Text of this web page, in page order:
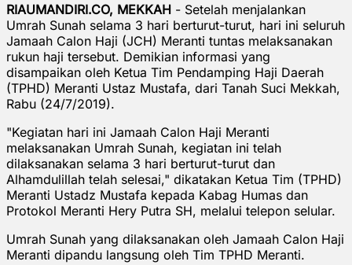
RIAUMANDIRI.CO, MEKKAH - Setelah menjalankan
Umrah Sunah selama 3 hari berturut-turut, hari ini seluruh
Jamaah Calon Haji (JCH) Meranti tuntas melaksanakan
rukun haji tersebut. Demikian informasi yang
disampaikan oleh Ketua Tim Pendamping Haji Daerah
(TPHD) Meranti Ustaz Mustafa, dari Tanah Suci Mekkah,
Rabu (24/7/2019).
"Kegiatan hari ini Jamaah Calon Haji Meranti
melaksanakan Umrah Sunah, kegiatan ini telah
dilaksanakan selama 3 hari berturut-turut dan
Alhamdulillah telah selesai," dikatakan Ketua Tim (TPHD)
Meranti Ustadz Mustafa kepada Kabag Humas dan
Protokol Meranti Hery Putra SH, melalui telepon selular.
Umrah Sunah yang dilaksanakan oleh Jamaah Calon Haji
Meranti dipandu langsung oleh Tim TPHD Meranti.